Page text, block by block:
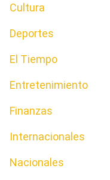
Cultura
Deportes
El Tiempo
Entretenimiento
Finanzas
Internacionales
Nacionales